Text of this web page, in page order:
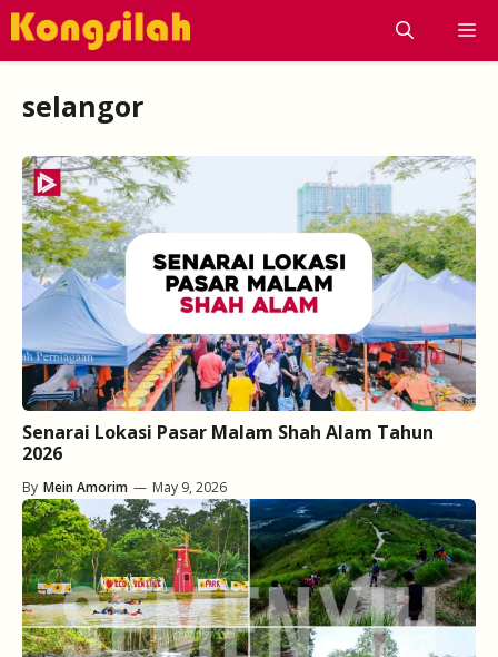
Skip
selangor
Senarai Lokasi Pasar Malam Shah Alam Tahun
2026
By Mein Amorim — May 9, 2026